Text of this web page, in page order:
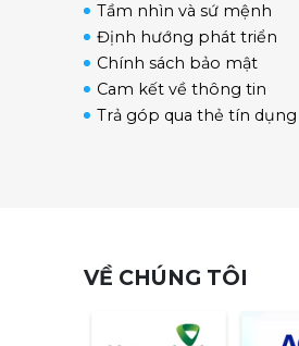
Tầm nhìn và sứ mệnh
Định hướng phát triển
Chính sách bảo mật
Cam kết về thông tin
Trả góp qua thẻ tín dụng
VỀ CHÚNG TÔI